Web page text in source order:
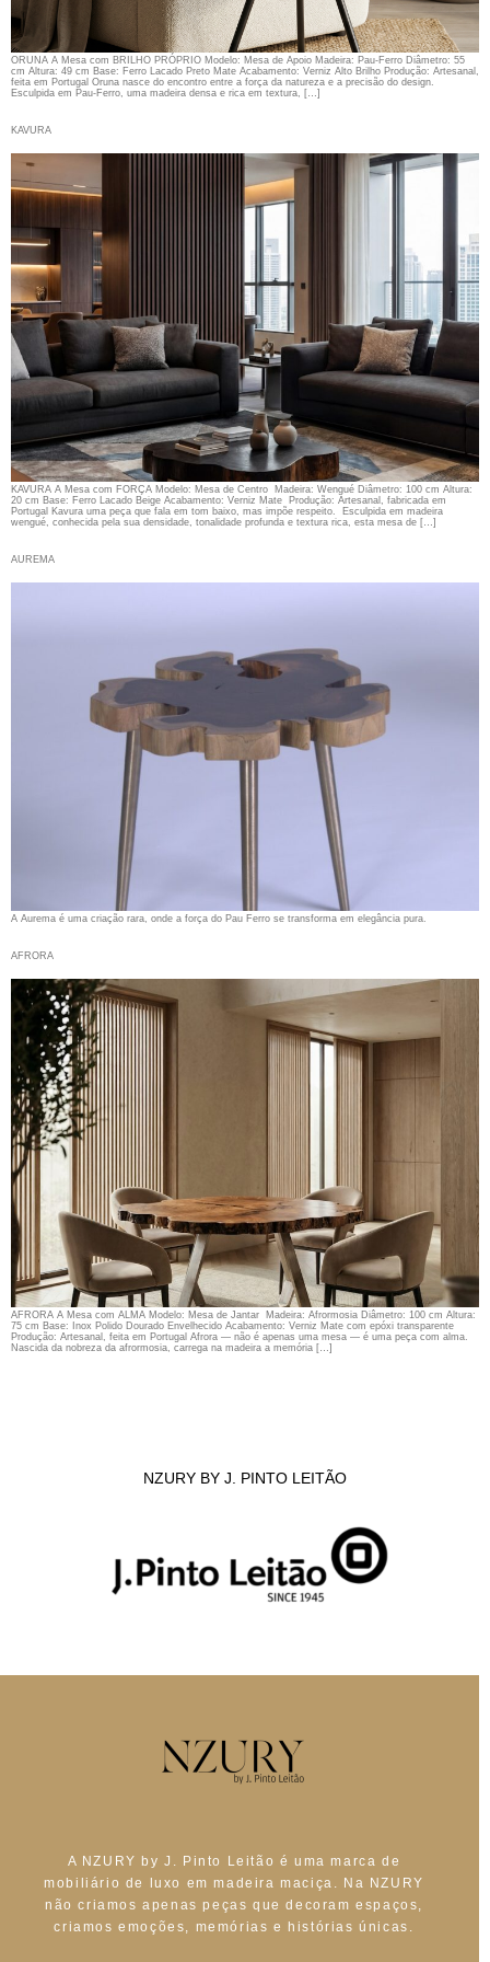
ORUNA A Mesa com BRILHO PRÓPRIO Modelo: Mesa de Apoio Madeira: Pau-Ferro Diâmetro: 55
cm Altura: 49 cm Base: Ferro Lacado Preto Mate Acabamento: Verniz Alto Brilho Produção: Artesanal,
feita em Portugal Oruna nasce do encontro entre a força da natureza e a precisão do design.
Esculpida em Pau-Ferro, uma madeira densa e rica em textura, […]
KAVURA
KAVURA A Mesa com FORÇA Modelo: Mesa de Centro Madeira: Wengué Diâmetro: 100 cm Altura:
20 cm Base: Ferro Lacado Beige Acabamento: Verniz Mate Produção: Artesanal, fabricada em
Portugal Kavura uma peça que fala em tom baixo, mas impõe respeito. Esculpida em madeira
wengué, conhecida pela sua densidade, tonalidade profunda e textura rica, esta mesa de […]
AUREMA
A Aurema é uma criação rara, onde a força do Pau Ferro se transforma em elegância pura.
AFRORA
AFRORA A Mesa com ALMA Modelo: Mesa de Jantar Madeira: Afrormosia Diâmetro: 100 cm Altura:
75 cm Base: Inox Polido Dourado Envelhecido Acabamento: Verniz Mate com epóxi transparente
Produção: Artesanal, feita em Portugal Afrora — não é apenas uma mesa — é uma peça com alma.
Nascida da nobreza da afrormosia, carrega na madeira a memória […]
NZURY BY J. PINTO LEITÃO
A NZURY by J. Pinto Leitão é uma marca de
mobiliário de luxo em madeira maciça. Na NZURY
não criamos apenas peças que decoram espaços,
criamos emoções, memórias e histórias únicas.